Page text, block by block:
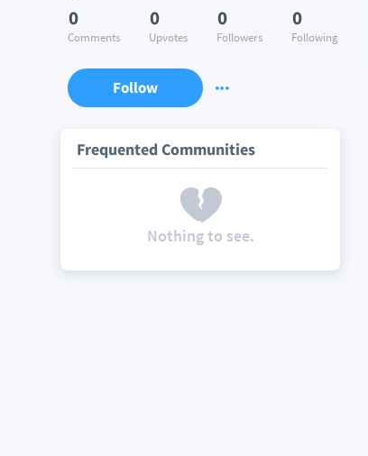
0
Comments
0
Upvotes
0
Followers
0
Following
Follow
Frequented Communities
Nothing to see.